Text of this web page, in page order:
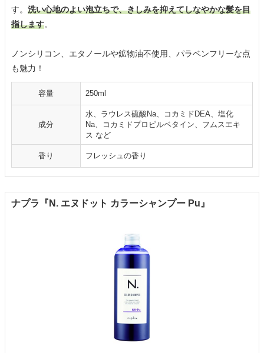
す。 洗い心地のよい泡立ちで、きしみを抑えてしなやかな髪を目
指します。
ノンシリコン、エタノールや鉱物油不使用、パラベンフリーな点
も魅力！
容量 250ml
成分
水、ラウレス硫酸Na、コカミドDEA、塩化
Na、コカミドプロピルベタイン、フムスエキ
ス など
香り フレッシュの香り
ナプラ『N. エヌドット カラーシャンプー Pu』